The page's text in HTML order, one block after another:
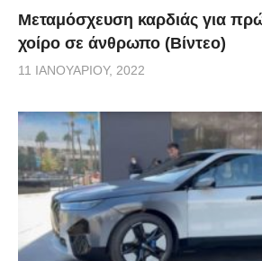
Μεταμόσχευση καρδιάς για
χοίρο σε άνθρωπο (Βίντεο)
11 ΙΑΝΟΥΑΡΊΟΥ, 2022